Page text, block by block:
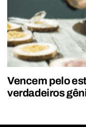
Vencem pelo
verdadeiros